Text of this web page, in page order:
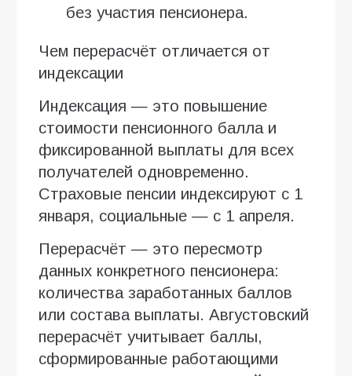
без участия пенсионера.
Чем перерасчёт отличается от
индексации
Индексация — это повышение
стоимости пенсионного балла и
фиксированной выплаты для всех
получателей одновременно.
Страховые пенсии индексируют с 1
января, социальные — с 1 апреля.
Перерасчёт — это пересмотр
данных конкретного пенсионера:
количества заработанных баллов
или состава выплаты. Августовский
перерасчёт учитывает баллы,
сформированные работающими